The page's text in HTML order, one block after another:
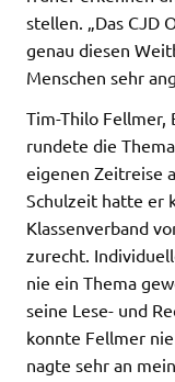
stellen. „Das CJD
genau diesen
Menschen sehr
Tim-Thilo Fellmer,
rundete die
eigenen Zeitreise
Schulzeit hatte er
Klassenverband
zurecht.
nie ein Thema
seine Lese- und
konnte Fellmer
nagte sehr an